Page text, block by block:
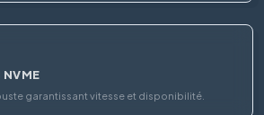
NVME
garantissant vitesse et disponibilité.